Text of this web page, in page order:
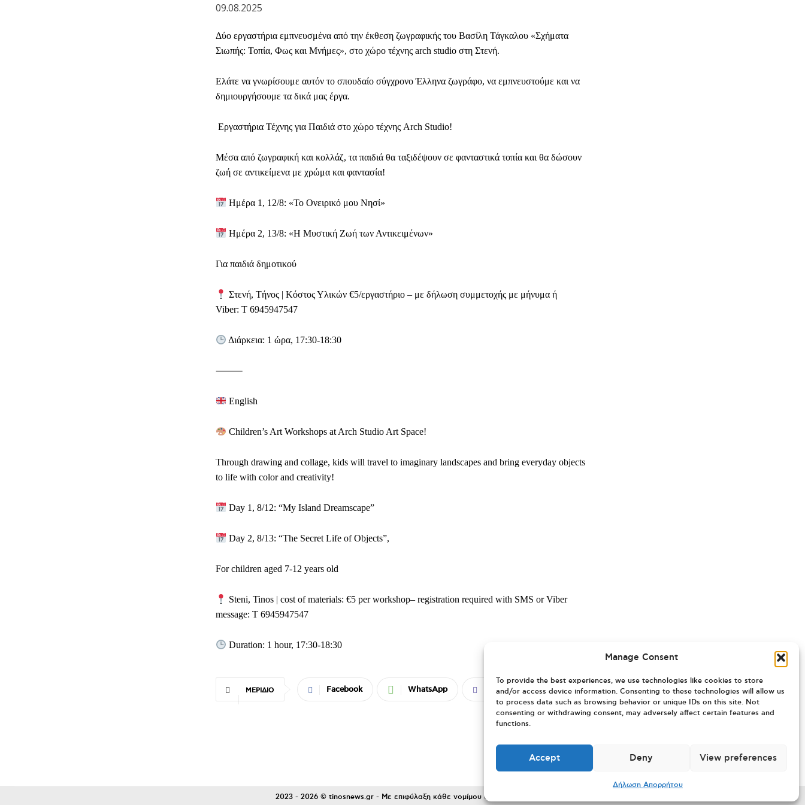
Manage Consent
To provide the best experiences, we use technologies like cookies to store
and/or access device information. Consenting to these technologies will allow us
to process data such as browsing behavior or unique IDs on this site. Not
consenting or withdrawing consent, may adversely affect certain features and
functions.
Accept Deny View preferences
Δήλωση Απορρήτου
09.08.2025
Δύο εργαστήρια εμπνευσμένα από την έκθεση ζωγραφικής του Βασίλη Τάγκαλου «Σχήματα
Σιωπής: Τοπία, Φως και Μνήμες», στο χώρο τέχνης arch studio στη Στενή.
Ελάτε να γνωρίσουμε αυτόν το σπουδαίο σύγχρονο Έλληνα ζωγράφο, να εμπνευστούμε και να
δημιουργήσουμε τα δικά μας έργα.
Εργαστήρια Τέχνης για Παιδιά στο χώρο τέχνης Arch Studio!
Μέσα από ζωγραφική και κολλάζ, τα παιδιά θα ταξιδέψουν σε φανταστικά τοπία και θα δώσουν
ζωή σε αντικείμενα με χρώμα και φαντασία!
Ημέρα 1, 12/8: «Το Ονειρικό μου Νησί»
Ημέρα 2, 13/8: «Η Μυστική Ζωή των Αντικειμένων»
Για παιδιά δημοτικού
Στενή, Τήνος | Κόστος Υλικών €5/εργαστήριο – με δήλωση συμμετοχής με μήνυμα ή
Viber: T 6945947547
Διάρκεια: 1 ώρα, 17:30-18:30
⸻
English
Children’s Art Workshops at Arch Studio Art Space!
Through drawing and collage, kids will travel to imaginary landscapes and bring everyday objects
to life with color and creativity!
Day 1, 8/12: “My Island Dreamscape”
Day 2, 8/13: “The Secret Life of Objects”,
For children aged 7-12 years old
Steni, Tinos | cost of materials: €5 per workshop– registration required with SMS or Viber
message: T 6945947547
Duration: 1 hour, 17:30-18:30
ΜΕΡΊΔΙΟ Facebook WhatsApp Viber
2023 - 2026 © tinosnews.gr - Με επιφύλαξη κάθε νομίμου δικαιώματος.